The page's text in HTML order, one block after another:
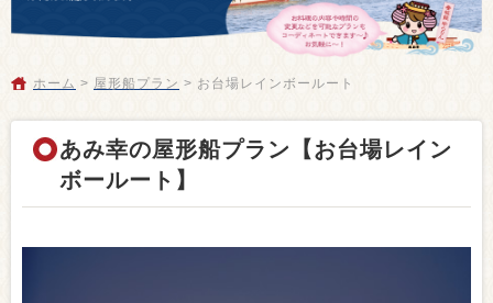
ホーム > 屋形船プラン > お台場レインボールート
あみ幸の屋形船プラン【お台場レイン
ボールート】